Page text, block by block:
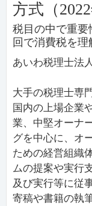
方式（
税目の中で重要
回で消費税を理
あいわ税理士
大手の税理士専
国内の上場企業
業、中堅オーナ
グを中心に、オ
ための経営組織
ムの提案や実行
及び実行等に従
寄稿や書籍の執